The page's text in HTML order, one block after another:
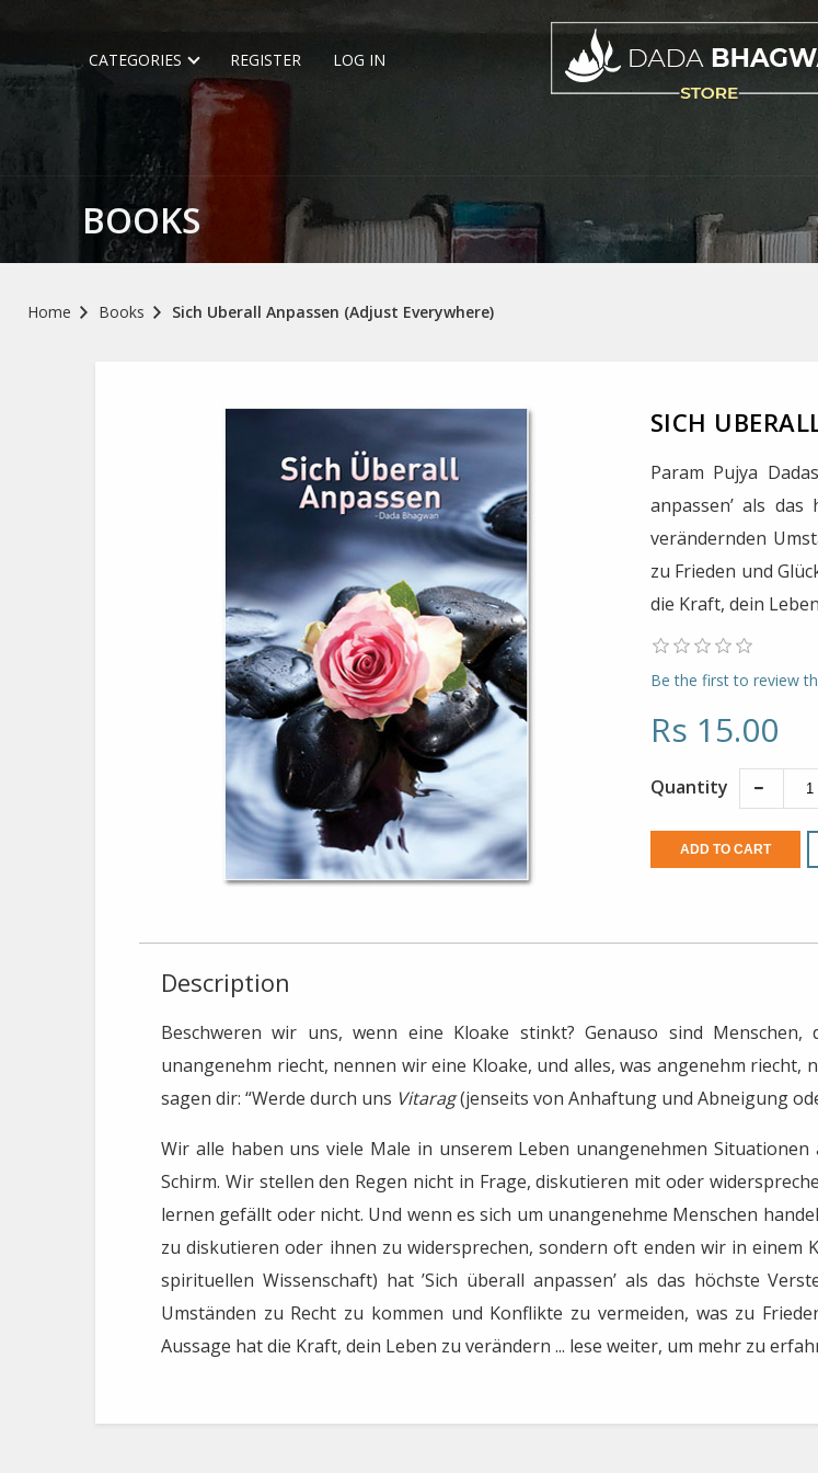
CATEGORIES REGISTER LOG IN
BOOKS
Home Books Sich Uberall Anpassen (Adjust Everywhere)
SICH
Param Pujya
anpassen’ als
verändernden
zu Frieden und
die Kraft, dein
Be the first to review
Rs 15.00
Quantity
Description
Beschweren wir uns, wenn eine Kloake stinkt? Genauso sind
unangenehm riecht, nennen wir eine Kloake, und alles, was angenehm riecht,
sagen dir: “Werde durch uns Vitarag(jenseits von Anhaftung und Abneigung
Wir alle haben uns viele Male in unserem Leben unangenehmen
Schirm. Wir stellen den Regen nicht in Frage, diskutieren mit oder
lernen gefällt oder nicht. Und wenn es sich um unangenehme Menschen
zu diskutieren oder ihnen zu widersprechen, sondern oft enden wir in einem
spirituellen Wissenschaft) hat ’Sich überall anpassen’ als das höchste
Umständen zu Recht zu kommen und Konflikte zu vermeiden, was zu
Aussage hat die Kraft, dein Leben zu verändern ... lese weiter, um mehr zu